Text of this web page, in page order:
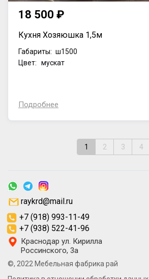
18 500 ₽
Кухня Хозяюшка 1,5м
Габариты: ш1500
Цвет: мускат
Подробнее
1 2 3 4
©, 2022 Мебельная фабрика рай
Краснодар ул. Кирилла
Россинского, 3а
+7 (918) 993-11-49
+7 (938) 522-41-96
raykrd@mail.ru